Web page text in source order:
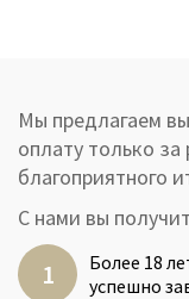
Мы предлагаем
оплату только
благоприятного
С нами вы
Более 18
успешно